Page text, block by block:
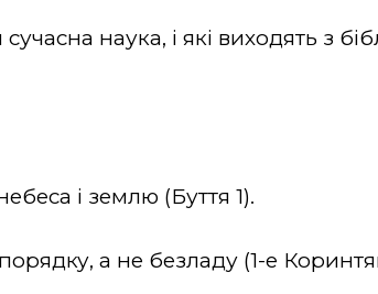
наука, і які виходять з
і землю (Буття 1).
а не безладу (1-е